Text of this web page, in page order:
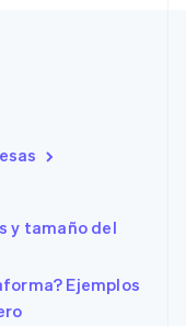
y tamaño del
Ejemplos